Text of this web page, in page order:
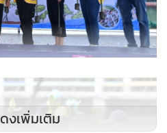
งเพิ่มเติม